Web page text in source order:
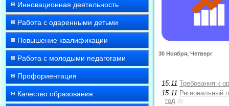
Инновационная деятельность
Работа с одаренными детьми
Повышение квалификации
Работа с молодыми педагогами
Профориентация
Качество образования
30 Ноября, Четверг
15:11 Требования к
15:11 Региональный
год (0)